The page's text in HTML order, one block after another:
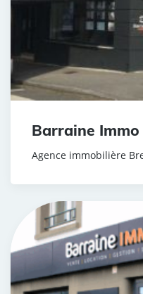
Barraine
Agence immobilière